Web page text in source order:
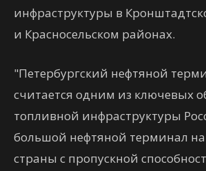
инфраструктуры в
и Красносельском районах.
"Петербургский нефтяной
считается одним из ключевых
топливной инфраструктуры
большой нефтяной терминал на
страны с пропускной